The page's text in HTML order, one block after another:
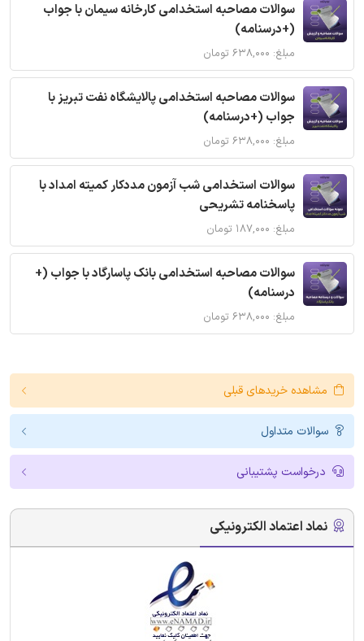
سوالات مصاحبه استخدامی کارخانه سیمان با جواب
(+درسنامه)
مبلغ: ۶۳۸,۰۰۰ تومان
سوالات مصاحبه استخدامی پالایشگاه نفت تبریز با
جواب (+درسنامه)
مبلغ: ۶۳۸,۰۰۰ تومان
سوالات استخدامی شب آزمون مددکار کمیته امداد با
پاسخنامه تشریحی
مبلغ: ۱۸۷,۰۰۰ تومان
سوالات مصاحبه استخدامی بانک پاسارگاد با جواب (+
درسنامه)
مبلغ: ۶۳۸,۰۰۰ تومان
مشاهده خریدهای قبلی
سوالات متداول
درخواست پشتیبانی
نماد اعتماد الکترونیکی